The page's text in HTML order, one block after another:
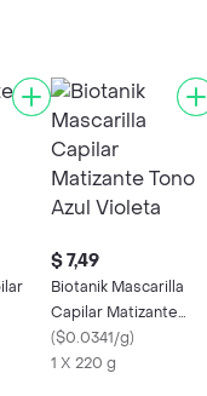
$ 7,49
Biotanik Mascarilla
Capilar Matizante
Tono Azul Violeta
($0.0341/g)
1 X 220 g